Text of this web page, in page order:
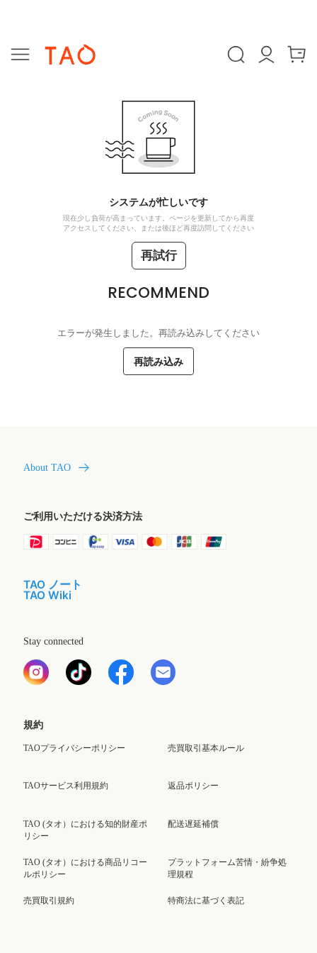
システムが忙しいです
現在少し負荷が高まっています。ページを更新してから再度
アクセスしてください、または後ほど再度訪問してください
再試行
RECOMMEND
エラーが発生しました。再読み込みしてください
再読み込み
About TAO
ご利用いただける決済方法
TAO ノート
TAO Wiki
Stay connected
規約
TAOプライバシーポリシー
TAOサービス利用規約
TAO (タオ）における知的財産ポ
リシー
TAO (タオ）における商品リコー
ルポリシー
売買取引規約
売買取引基本ルール
返品ポリシー
配送遅延補償
プラットフォーム苦情・紛争処
理規程
特商法に基づく表記